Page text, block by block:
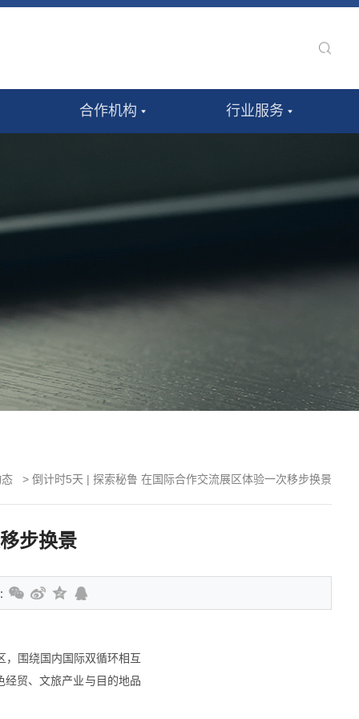
合作机构 行业服务
>倒计时5天 | 探索秘鲁 在国际合作交流展区体验一次移步换景
步换景
，围绕国内国际双循环相互
经贸、文旅产业与目的地品